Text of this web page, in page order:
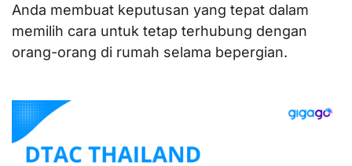
Anda membuat keputusan yang tepat dalam
memilih cara untuk tetap terhubung dengan
orang-orang di rumah selama bepergian.